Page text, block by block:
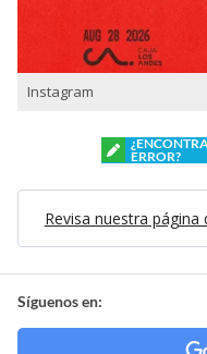
Instagram
ERROR?
Revisa nuestra página
Síguenos en: